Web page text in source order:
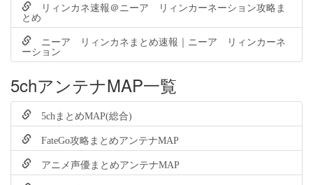
リィンカネ速報＠ニーア リィンカーネーション攻略ま
とめ
ニーア リィンカネまとめ速報｜ニーア リィンカーネ
ーション
5chアンテナMAP一覧
5chまとめMAP(総合)
FateGo攻略まとめアンテナMAP
アニメ声優まとめアンテナMAP